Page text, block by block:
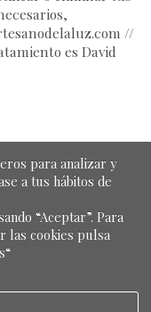
//
es David
para analizar y
a tus hábitos de
“Aceptar”. Para
las cookies pulsa